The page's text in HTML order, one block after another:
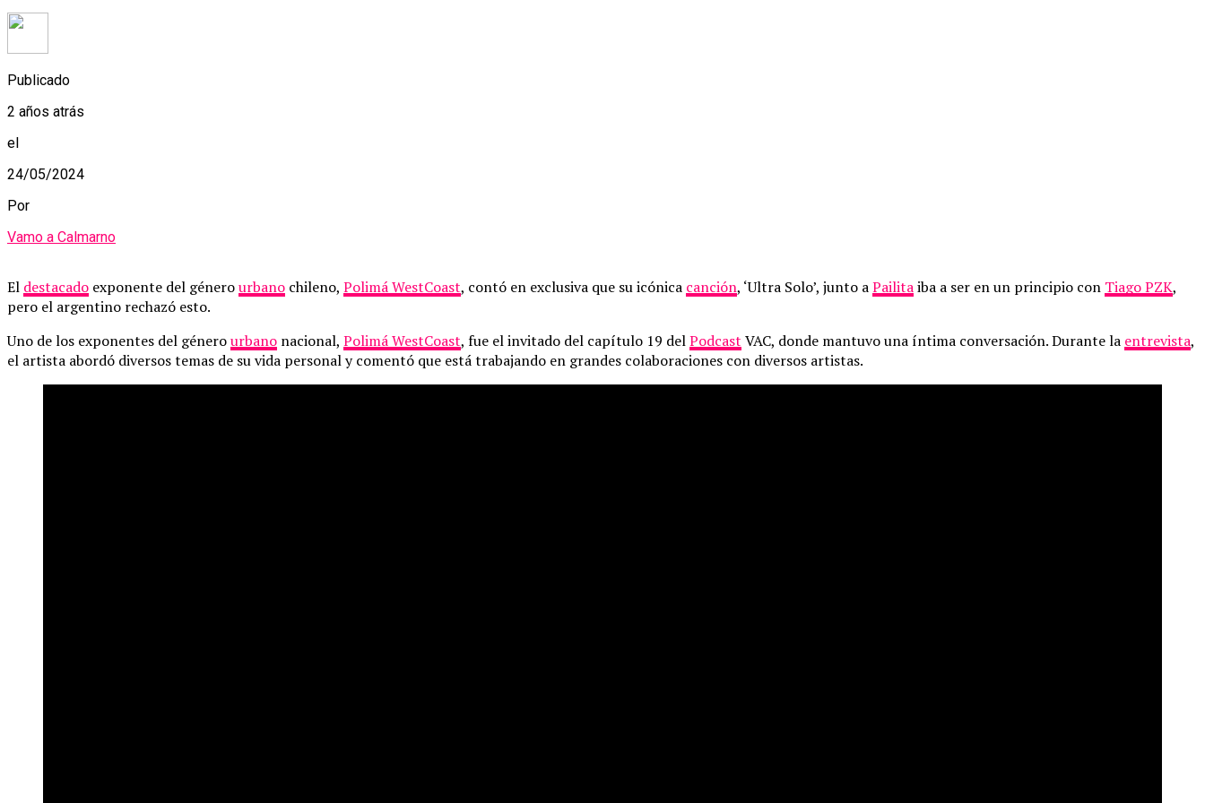
Publicado
2 años atrás
el
24/05/2024
Por
Vamo a Calmarno
El destacado exponente del génerourbano chileno, Polimá WestCoast, contó en exclusiva que su icónica canción, ‘Ultra Solo’, junto aPailitaiba a ser en un principio con Tiago PZK,
pero el argentino rechazó esto.
Uno de los exponentes del génerourbano nacional, Polimá WestCoast, fue el invitado del capítulo 19 delPodcast VAC, donde mantuvo una íntima conversación. Durante la entrevista,
el artista abordó diversos temas de su vida personal y comentó que está trabajando en grandes colaboraciones con diversos artistas.